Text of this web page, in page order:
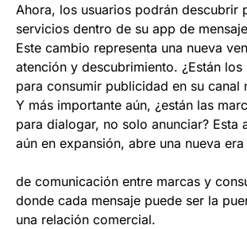
Ahora, los usuarios podrán descubrir
servicios dentro de su app de
Este cambio representa una nueva
atención y descubrimiento. ¿Están los
para consumir publicidad en su canal
Y más importante aún, ¿están las
para dialogar, no solo anunciar? Esta
aún en expansión, abre una nueva era
de comunicación entre marcas y
donde cada mensaje puede ser la
una relación comercial.